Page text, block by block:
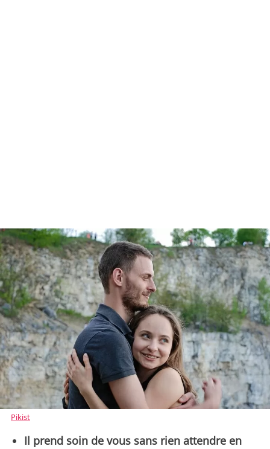
Pikist
Il prend soin de vous sans rien attendre en